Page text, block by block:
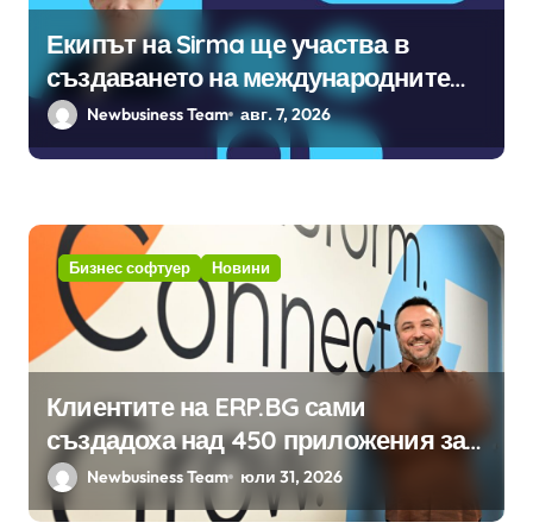
Екипът на Sirma ще участва в
създаването на международните
стандарти за навлизане на
изкуствен интелект в
Newbusiness Team авг. 7, 2026
Бизнес софтуер Новини
Клиентите на ERP.BG сами
създадоха над 450 приложения за
ERP системата с помощта на
вградения в нея изкуствен
Newbusiness Team юли 31, 2026